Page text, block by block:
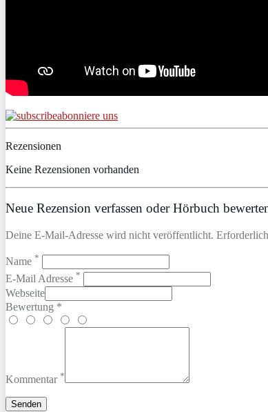
abonniere uns
Rezensionen
Keine Rezensionen vorhanden
Neue Rezension verfassen oder Hörbuch
Deine E-Mail-Adresse wird nicht veröffentlicht.
Name *
E-Mail Adresse *
Webseite
Bewertung *
Kommentar *